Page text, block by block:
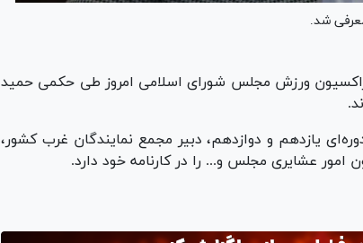
شد.
ورزش مجلس شورای اسلامی امروز طی حکمی حمید
یازدهم و دوازدهم، دبیر مجمع نمایندگان غرب کشور،
عشایری مجلس و... را در کارنامه خود دارد.